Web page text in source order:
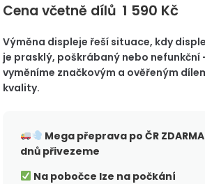
Cena včetně dílů 1 590 Kč
Výměna displeje řeší situace, kdy
je prasklý, poškrábaný nebo
vyměníme značkovým a ověřeným
kvality.
Mega přeprava po ČR
dnů přivezeme
Na pobočce lze na počkání